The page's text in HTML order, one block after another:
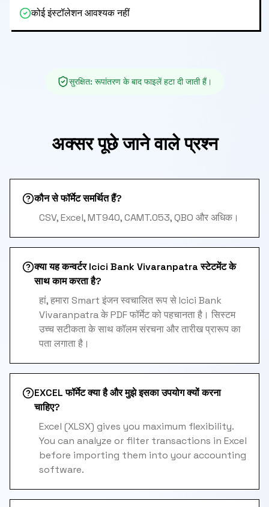
कोई इंस्टॉलेशन आवश्यक नहीं
सुरक्षित: रूपांतरण के बाद फाइलें हटा दी जाती हैं।
अक्सर पूछे जाने वाले प्रश्न
कौन से फॉर्मेट समर्थित हैं?
CSV, Excel, MT940, CAMT.053, QBO और अधिक।
क्या यह कन्वर्टर Icici Bank Vivaranpatra स्टेटमेंट के
साथ काम करता है?
हां, हमारा Smart इंजन स्वचालित रूप से Icici Bank
Vivaranpatra के PDF फॉर्मेट को पहचानता है। सिस्टम
उच्च सटीकता के साथ कॉलम संरचना और तारीख प्रारूप का
पता लगाता है।
EXCEL फॉर्मेट क्या है और मुझे इसका उपयोग क्यों करना
चाहिए?
Excel (XLSX) gives you maximum flexibility.
You can analyze or filter transactions in Excel
before importing them into your accounting
software.